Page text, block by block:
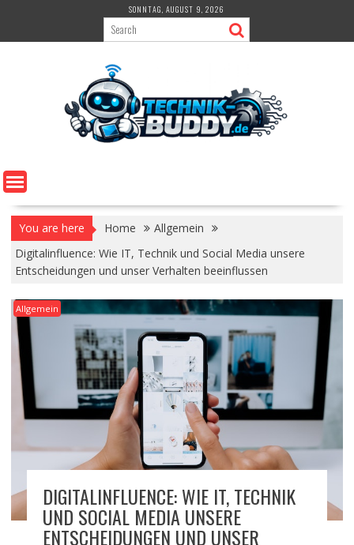
content
SONNTAG, AUGUST 9, 2026
You are here Home
Allgemein
Digitalinfluence: Wie IT, Technik und Social Media unsere
Entscheidungen und unser Verhalten beeinflussen
Allgemein
DIGITALINFLUENCE: WIE IT, TECHNIK
UND SOCIAL MEDIA UNSERE
ENTSCHEIDUNGEN UND UNSER